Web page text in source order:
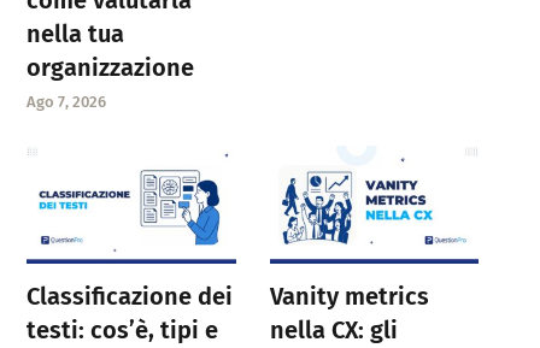
nella tua
organizzazione
Ago 7, 2026
Classificazione dei
testi: cos’è, tipi e
Vanity metrics
nella CX: gli